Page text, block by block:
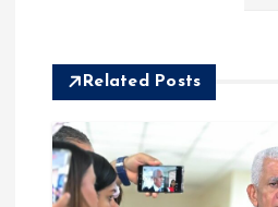
ó
n
Related Posts